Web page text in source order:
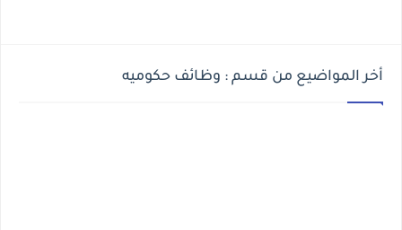
أخر المواضيع من قسم : وظائف حكوميه